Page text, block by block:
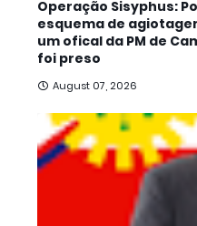
Operação Sisyphus:
esquema de
um ofical da PM de
foi preso
August 07, 2026